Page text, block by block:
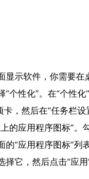
显示软件，你需要在
“个性化”。在“个性化
卡，然后在“任务栏设
的应用程序图标”。
的“应用程序图标”列
择它，然后点击“应用